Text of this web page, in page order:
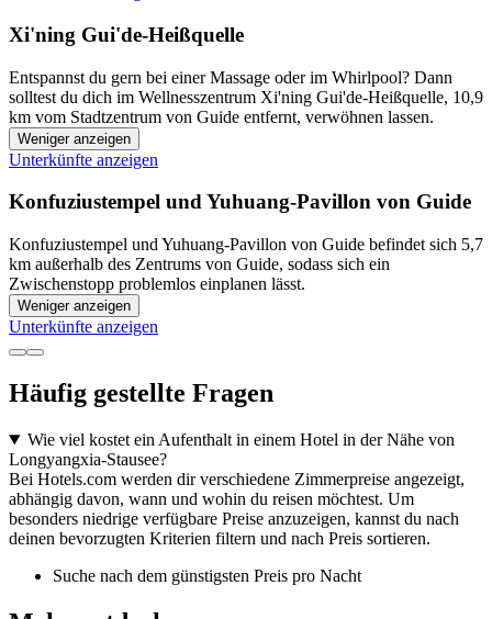
Xi'ning Gui'de-Heißquelle
Entspannst du gern bei einer Massage oder im Whirlpool? Dann
solltest du dich im Wellnesszentrum Xi'ning Gui'de-Heißquelle, 10,9
km vom Stadtzentrum von Guide entfernt, verwöhnen lassen.
Weniger anzeigen
Unterkünfte anzeigen
Konfuziustempel und Yuhuang-Pavillon von Guide
Konfuziustempel und Yuhuang-Pavillon von Guide befindet sich 5,7
km außerhalb des Zentrums von Guide, sodass sich ein
Zwischenstopp problemlos einplanen lässt.
Weniger anzeigen
Unterkünfte anzeigen
Häufig gestellte Fragen
Wie viel kostet ein Aufenthalt in einem Hotel in der Nähe von
Longyangxia-Stausee?
Bei Hotels.com werden dir verschiedene Zimmerpreise angezeigt,
abhängig davon, wann und wohin du reisen möchtest. Um
besonders niedrige verfügbare Preise anzuzeigen, kannst du nach
deinen bevorzugten Kriterien filtern und nach Preis sortieren.
Suche nach dem günstigsten Preis pro Nacht